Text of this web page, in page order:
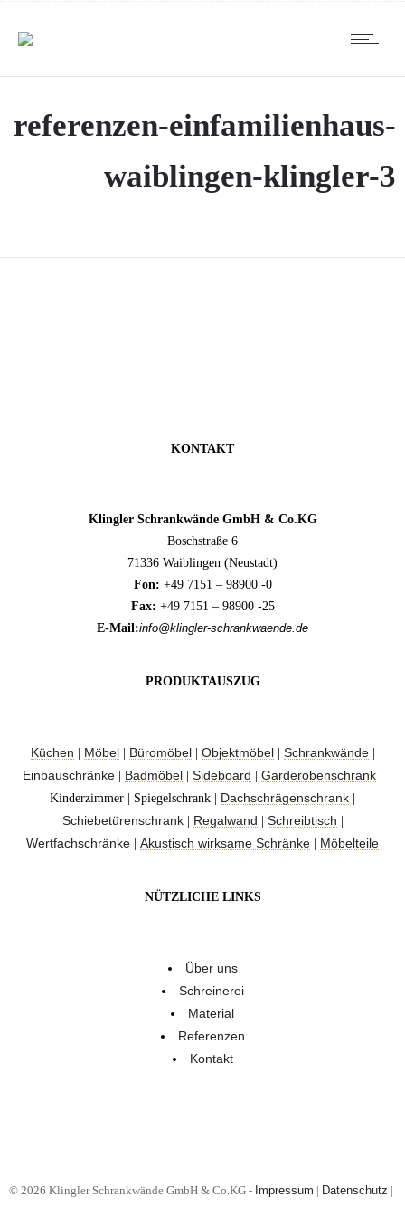
referenzen-einfamilienhaus-
waiblingen-klingler-3
KONTAKT
Klingler Schrankwände GmbH & Co.KG
Boschstraße 6
71336 Waiblingen (Neustadt)
Fon: +49 7151 – 98900 -0
Fax: +49 7151 – 98900 -25
E-Mail:info@klingler-schrankwaende.de
PRODUKTAUSZUG
Küchen Möbel Büromöbel Objektmöbel Schrankwände|
Einbauschränke Badmöbel Sideboard Garderobenschrank
Kinderzimmer | Spiegelschrank | Dachschrägenschrank
Schiebetürenschrank| Regalwand Schreibtisch
Wertfachschränke Akustisch wirksame Schränke Möbelteile
NÜTZLICHE LINKS
Über uns
Schreinerei
Material
Referenzen
Kontakt
© 2026 Klingler Schrankwände GmbH & Co.KG - Impressum | Datenschutz |